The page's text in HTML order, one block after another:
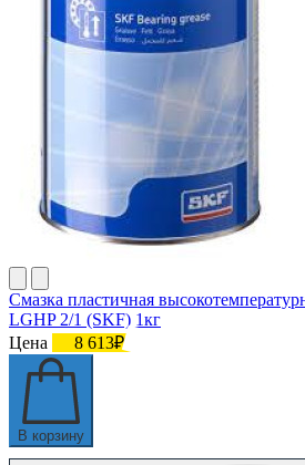
Смазка пластичная
LGHP 2/1 (SKF) 1кг
Цена
8 613₽
В корзину